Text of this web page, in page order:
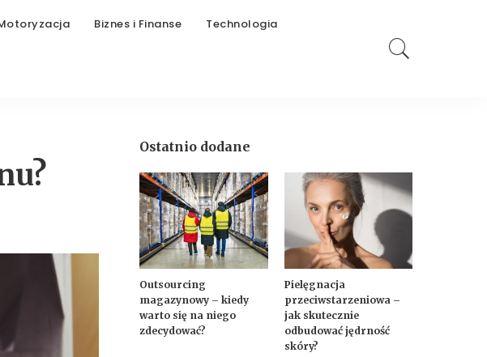
Biznes i Finanse Technologia
Ostatnio dodane
Outsourcing
magazynowy – kiedy
warto się na niego
zdecydować?
Pielęgnacja
przeciwstarzeniowa –
jak skutecznie
odbudować jędrność
skóry?